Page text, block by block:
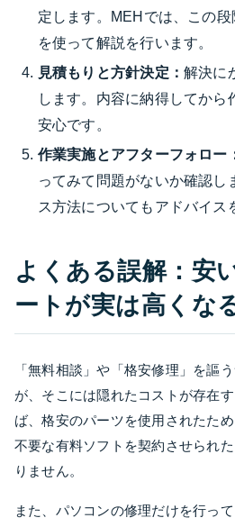
定します。MEHでは、この
を使って解説を行います。
見積もりと方針決定： 解決に
します。内容に納得してから
安心です。
作業実施とアフターフォロー
ってみて問題がないか確認し
ス方法についてもアドバイス
よくある誤解：安
ートが実は高くな
「無料相談」や「格安修理」を謳
が、そこには隠れたコストが存在
ば、格安のパーツを使用されたた
不要な有料ソフトを契約させられ
りません。
また、パソコンの修理だけを行っ